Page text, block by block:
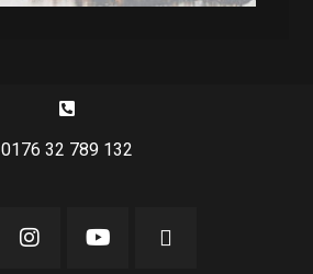
0176 32 789 132